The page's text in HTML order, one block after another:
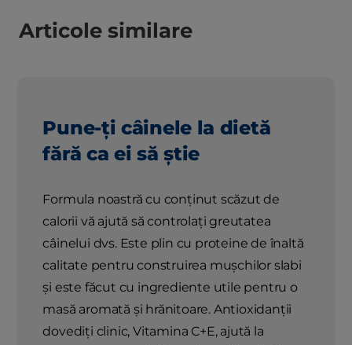
Articole similare
Pune-ți câinele la dietă
fără ca ei să știe
Formula noastră cu conținut scăzut de
calorii vă ajută să controlați greutatea
câinelui dvs. Este plin cu proteine ​​de înaltă
calitate pentru construirea mușchilor slabi
și este făcut cu ingrediente utile pentru o
masă aromată și hrănitoare. Antioxidanții
dovediți clinic, Vitamina C+E, ajută la